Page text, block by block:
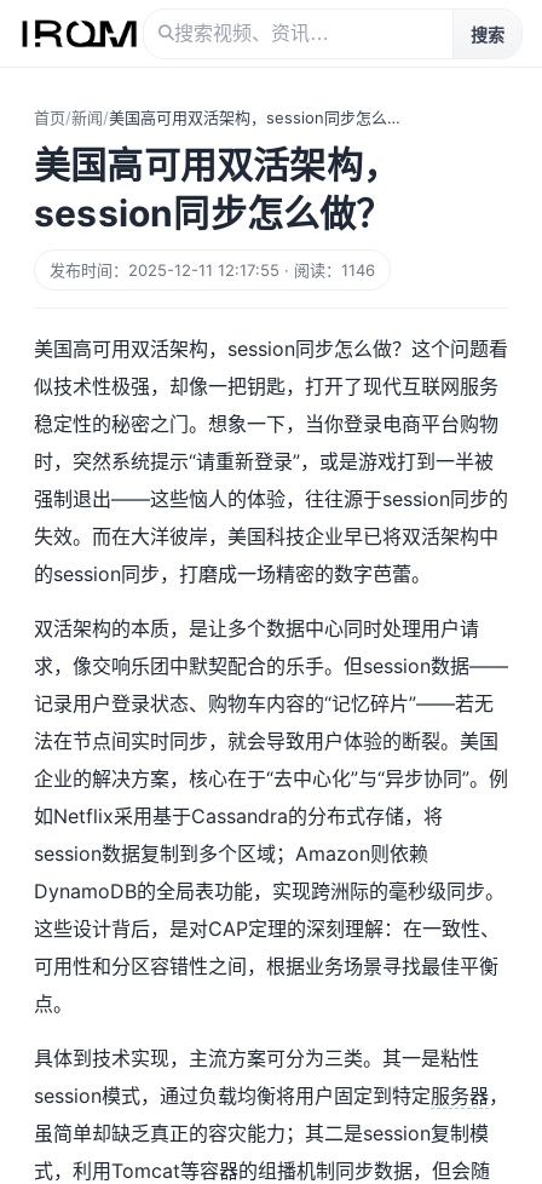
搜索
首页/新闻/ 美国高可用双活架构，session同步怎么做？
美国高可用双活架构，
session同步怎么做？
发布时间：2025-12-11 12:17:55 · 阅读：1146
美国高可用双活架构，session同步怎么做？这个问题看
似技术性极强，却像一把钥匙，打开了现代互联网服务
稳定性的秘密之门。想象一下，当你登录电商平台购物
时，突然系统提示“请重新登录”，或是游戏打到一半被
强制退出——这些恼人的体验，往往源于session同步的
失效。而在大洋彼岸，美国科技企业早已将双活架构中
的session同步，打磨成一场精密的数字芭蕾。
双活架构的本质，是让多个数据中心同时处理用户请
求，像交响乐团中默契配合的乐手。但session数据——
记录用户登录状态、购物车内容的“记忆碎片”——若无
法在节点间实时同步，就会导致用户体验的断裂。美国
企业的解决方案，核心在于“去中心化”与“异步协同”。例
如Netflix采用基于Cassandra的分布式存储，将
session数据复制到多个区域；Amazon则依赖
DynamoDB的全局表功能，实现跨洲际的毫秒级同步。
这些设计背后，是对CAP定理的深刻理解：在一致性、
可用性和分区容错性之间，根据业务场景寻找最佳平衡
点。
具体到技术实现，主流方案可分为三类。其一是粘性
session模式，通过负载均衡将用户固定到特定服务器，
虽简单却缺乏真正的容灾能力；其二是session复制模
式，利用Tomcat等容器的组播机制同步数据，但会随